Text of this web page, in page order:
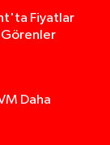
Fiyatlar
Daha